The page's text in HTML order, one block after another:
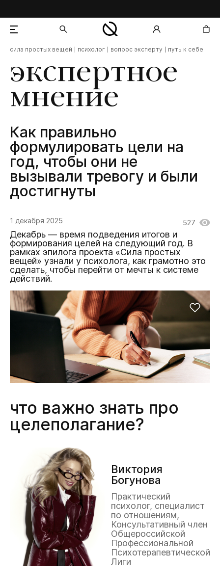
экспертное
мнение
Как правильно
формулировать цели на
год, чтобы они не
вызывали тревогу и были
достигнуты
сила простых вещей психолог вопрос эксперту путь к себе
1 декабря 2025 527
Декабрь — время подведения итогов и
формирования целей на следующий год. В
рамках эпилога проекта «Сила простых
вещей» узнали у психолога, как грамотно это
сделать, чтобы перейти от мечты к системе
действий.
что важно знать про
целеполагание?
Виктория
Богунова
Практический
психолог, специалист
по отношениям,
Консультативный член
Общероссийской
Профессиональной
Психотерапевтической
Лиги